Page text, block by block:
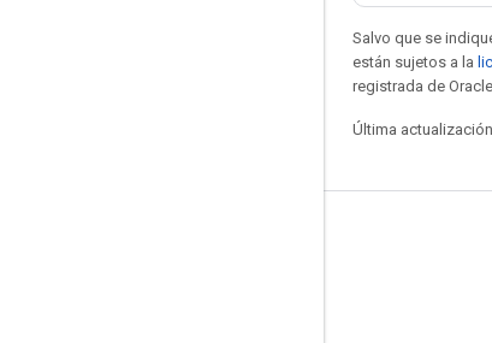
Salvo que se
están sujetos a la
registrada de
Última